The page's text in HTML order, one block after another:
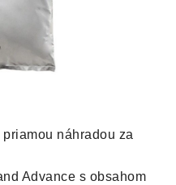
Blog
náhradou za
Advance s obsahom